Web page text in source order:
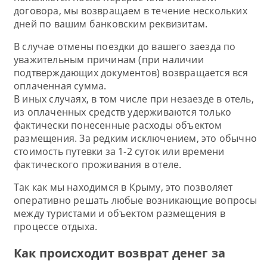
договора, мы возвращаем в течение нескольких
дней по вашим банковским реквизитам.
В случае отмены поездки до вашего заезда по
уважительным причинам (при наличии
подтверждающих документов) возвращается вся
оплаченная сумма.
В иных случаях, в том числе при незаезде в отель,
из оплаченных средств удерживаются только
фактически понесенные расходы объектом
размещения. За редким исключением, это обычно
стоимость путевки за 1-2 суток или времени
фактического проживания в отеле.
Так как мы находимся в Крыму, это позволяет
оперативно решать любые возникающие вопросы
между туристами и объектом размещения в
процессе отдыха.
Как происходит возврат денег за